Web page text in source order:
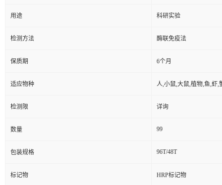
用途 科研实验
检测方法 酶联免疫法
保质期 6个月
适应物种 人,小鼠,大鼠,植物,鱼,虾,
检测限 详询
数量 99
包装规格 96T/48T
标记物 HRP标记物